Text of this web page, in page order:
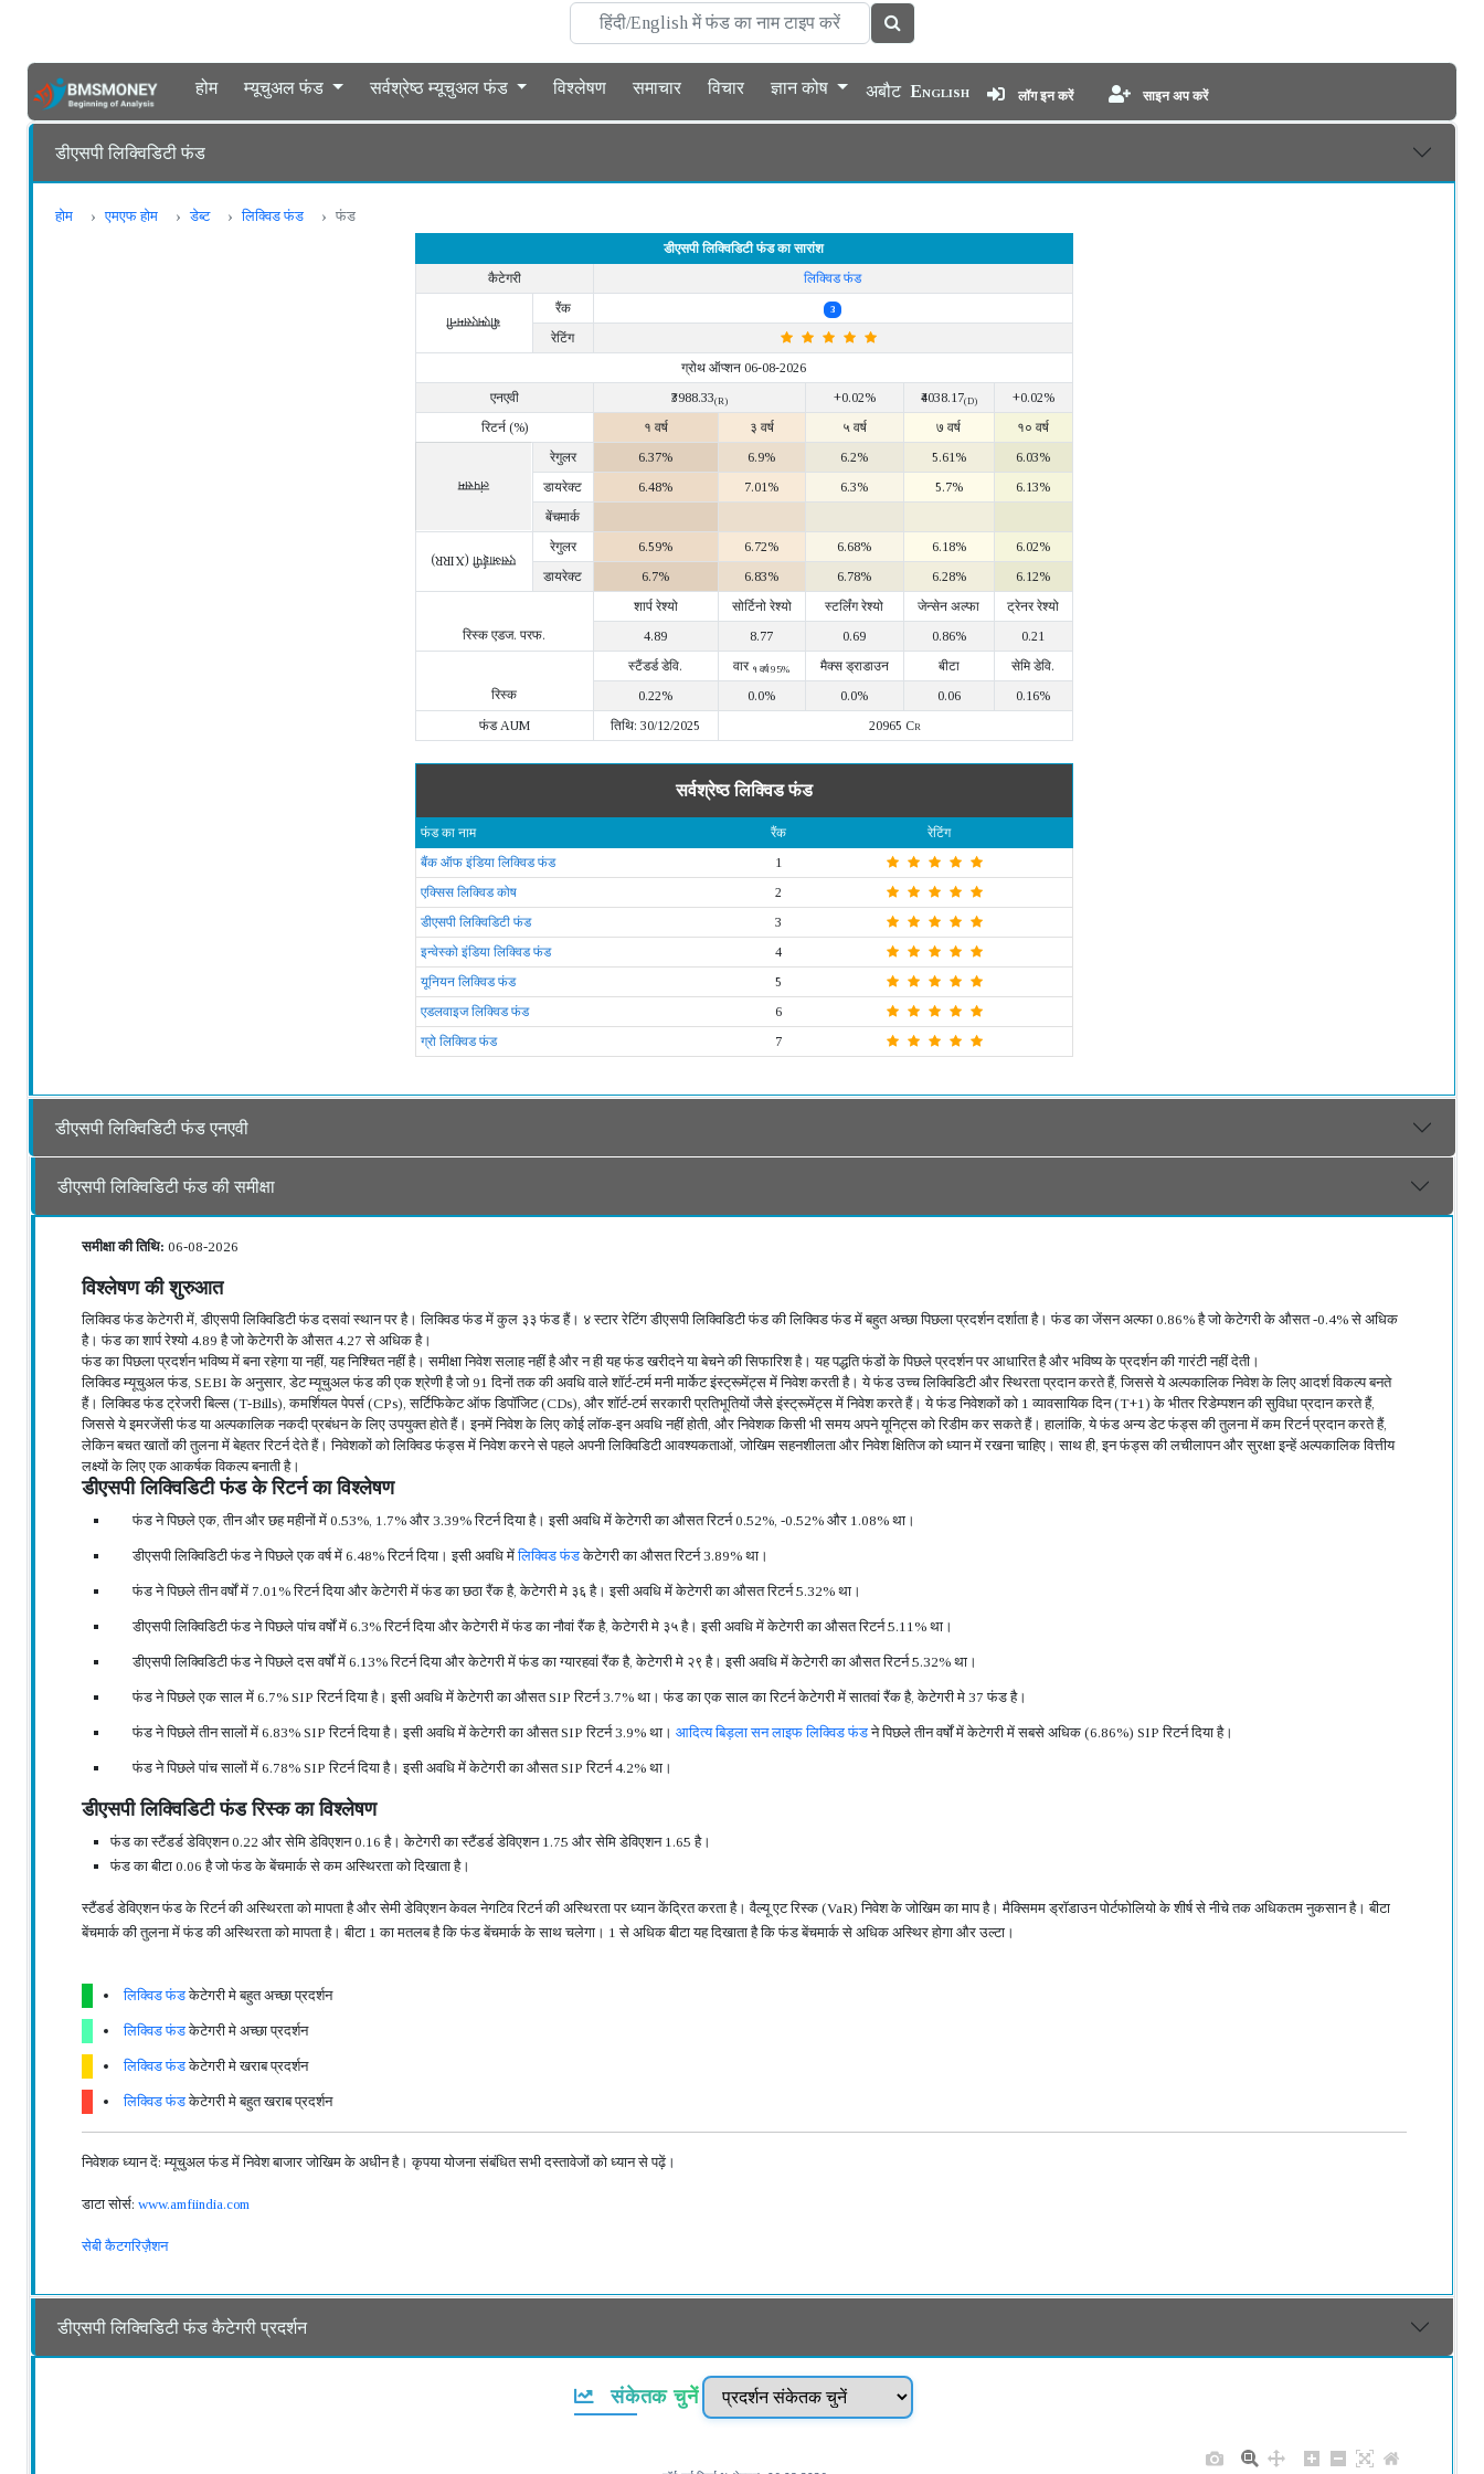
होम म्यूचुअल फंड सर्वश्रेष्ठ म्यूचुअल फंड विश्लेषण समाचार विचार ज्ञान कोष अबौट English लॉग इन करें साइन अप करें
डीएसपी लिक्विडिटी फंड
होम एमएफ होम डेब्ट लिक्विड फंड फंड
डीएसपी लिक्विडिटी फंड का सारांश
कैटेगरी
लिक्विड फंड
बीएमएसमनी
रैंक 3
रेटिंग
ग्रोथ ऑप्शन 06-08-2026
एनएवी
₹3988.33(R) +0.02% ₹4038.17(D)
+0.02%
रिटर्न (%)
१ वर्ष ३ वर्ष ५ वर्ष ७ वर्ष १० वर्ष
लंपसम
रेगुलर 6.37% 6.9% 6.2% 5.61%
6.03%
डायरेक्ट
6.48% 7.01% 6.3% 5.7%
6.13%
बेंचमार्क
एसआईपी (XIRR)
रेगुलर 6.59% 6.72% 6.68% 6.18%
6.02%
डायरेक्ट
6.7% 6.83% 6.78% 6.28% 6.12%
रिस्क एडज. परफ.
शार्प रेश्यो सोर्टिनो रेश्यो स्टर्लिंग रेश्यो जेन्सेन अल्फा
ट्रेनर रेश्यो
4.89
8.77 0.69 0.86% 0.21
रिस्क
स्टैंडर्ड डेवि. वार १ वर्ष 95% मैक्स ड्राडाउन बीटा
सेमि डेवि.
0.22%
0.0% 0.0% 0.06
0.16%
फंड AUM
तिथि: 30/12/2025 20965 Cr
सर्वश्रेष्ठ लिक्विड फंड
फंड का नाम रैंक
रेटिंग
बैंक ऑफ इंडिया लिक्विड फंड
1
एक्सिस लिक्विड कोष
2
डीएसपी लिक्विडिटी फंड
3
इन्वेस्को इंडिया लिक्विड फंड
4
यूनियन लिक्विड फंड
5
एडलवाइज लिक्विड फंड
6
ग्रो लिक्विड फंड
7
डीएसपी लिक्विडिटी फंड एनएवी
डीएसपी लिक्विडिटी फंड की समीक्षा
समीक्षा की तिथि: 06-08-2026
विश्लेषण की शुरुआत
लिक्विड फंड केटेगरी में, डीएसपी लिक्विडिटी फंड दसवां स्थान पर है। लिक्विड फंड में कुल ३३ फंड हैं। ४ स्टार रेटिंग डीएसपी लिक्विडिटी फंड की लिक्विड फंड में बहुत अच्छा पिछला प्रदर्शन दर्शाता है। फंड का जेंसन अल्फा 0.86% है जो केटेगरी के औसत -0.4% से अधिक
है। फंड का शार्प रेश्यो 4.89 है जो केटेगरी के औसत 4.27 से अधिक है।
फंड का पिछला प्रदर्शन भविष्य में बना रहेगा या नहीं, यह निश्चित नहीं है। समीक्षा निवेश सलाह नहीं है और न ही यह फंड खरीदने या बेचने की सिफारिश है। यह पद्धति फंडों के पिछले प्रदर्शन पर आधारित है और भविष्य के प्रदर्शन की गारंटी नहीं देती।
लिक्विड म्यूचुअल फंड, SEBI के अनुसार, डेट म्यूचुअल फंड की एक श्रेणी है जो 91 दिनों तक की अवधि वाले शॉर्ट-टर्म मनी मार्केट इंस्ट्रूमेंट्स में निवेश करती है। ये फंड उच्च लिक्विडिटी और स्थिरता प्रदान करते हैं, जिससे ये अल्पकालिक निवेश के लिए आदर्श विकल्प बनते
हैं। लिक्विड फंड ट्रेजरी बिल्स (T-Bills), कमर्शियल पेपर्स (CPs), सर्टिफिकेट ऑफ डिपॉजिट (CDs), और शॉर्ट-टर्म सरकारी प्रतिभूतियों जैसे इंस्ट्रूमेंट्स में निवेश करते हैं। ये फंड निवेशकों को 1 व्यावसायिक दिन (T+1) के भीतर रिडेम्पशन की सुविधा प्रदान करते हैं,
जिससे ये इमरजेंसी फंड या अल्पकालिक नकदी प्रबंधन के लिए उपयुक्त होते हैं। इनमें निवेश के लिए कोई लॉक-इन अवधि नहीं होती, और निवेशक किसी भी समय अपने यूनिट्स को रिडीम कर सकते हैं। हालांकि, ये फंड अन्य डेट फंड्स की तुलना में कम रिटर्न प्रदान करते हैं,
लेकिन बचत खातों की तुलना में बेहतर रिटर्न देते हैं। निवेशकों को लिक्विड फंड्स में निवेश करने से पहले अपनी लिक्विडिटी आवश्यकताओं, जोखिम सहनशीलता और निवेश क्षितिज को ध्यान में रखना चाहिए। साथ ही, इन फंड्स की लचीलापन और सुरक्षा इन्हें अल्पकालिक वित्तीय
लक्ष्यों के लिए एक आकर्षक विकल्प बनाती है।
डीएसपी लिक्विडिटी फंड के रिटर्न का विश्लेषण
फंड ने पिछले एक, तीन और छह महीनों में 0.53%, 1.7% और 3.39% रिटर्न दिया है। इसी अवधि में केटेगरी का औसत रिटर्न 0.52%, -0.52% और 1.08% था।
डीएसपी लिक्विडिटी फंड ने पिछले एक वर्ष में 6.48% रिटर्न दिया। इसी अवधि मेंलिक्विड फंडकेटेगरी का औसत रिटर्न 3.89% था।
फंड ने पिछले तीन वर्षों में 7.01% रिटर्न दिया और केटेगरी में फंड का छठा रैंक है, केटेगरी मे ३६ है। इसी अवधि में केटेगरी का औसत रिटर्न 5.32% था।
डीएसपी लिक्विडिटी फंड ने पिछले पांच वर्षों में 6.3% रिटर्न दिया और केटेगरी में फंड का नौवां रैंक है, केटेगरी मे ३५ है। इसी अवधि में केटेगरी का औसत रिटर्न 5.11% था।
डीएसपी लिक्विडिटी फंड ने पिछले दस वर्षों में 6.13% रिटर्न दिया और केटेगरी में फंड का ग्यारहवां रैंक है, केटेगरी मे २९ है। इसी अवधि में केटेगरी का औसत रिटर्न 5.32% था।
फंड ने पिछले एक साल में 6.7% SIP रिटर्न दिया है। इसी अवधि में केटेगरी का औसत SIP रिटर्न 3.7% था। फंड का एक साल का रिटर्न केटेगरी में सातवां रैंक है, केटेगरी मे 37 फंड है।
फंड ने पिछले तीन सालों में 6.83% SIP रिटर्न दिया है। इसी अवधि में केटेगरी का औसत SIP रिटर्न 3.9% था। आदित्य बिड़ला सन लाइफ लिक्विड फंडने पिछले तीन वर्षों में केटेगरी में सबसे अधिक (6.86%) SIP रिटर्न दिया है।
फंड ने पिछले पांच सालों में 6.78% SIP रिटर्न दिया है। इसी अवधि में केटेगरी का औसत SIP रिटर्न 4.2% था।
डीएसपी लिक्विडिटी फंड रिस्क का विश्लेषण
फंड का स्टैंडर्ड डेविएशन 0.22 और सेमि डेविएशन 0.16 है। केटेगरी का स्टैंडर्ड डेविएशन 1.75 और सेमि डेविएशन 1.65 है।
फंड का बीटा 0.06 है जो फंड के बेंचमार्क से कम अस्थिरता को दिखाता है।
स्टैंडर्ड डेविएशन फंड के रिटर्न की अस्थिरता को मापता है और सेमी डेविएशन केवल नेगटिव रिटर्न की अस्थिरता पर ध्यान केंद्रित करता है। वैल्यू एट रिस्क (VaR) निवेश के जोखिम का माप है। मैक्सिमम ड्रॉडाउन पोर्टफोलियो के शीर्ष से नीचे तक अधिकतम नुकसान है। बीटा
बेंचमार्क की तुलना में फंड की अस्थिरता को मापता है। बीटा 1 का मतलब है कि फंड बेंचमार्क के साथ चलेगा। 1 से अधिक बीटा यह दिखाता है कि फंड बेंचमार्क से अधिक अस्थिर होगा और उल्टा।
लिक्विड फंडकेटेगरी मे बहुत अच्छा प्रदर्शन
लिक्विड फंडकेटेगरी मे अच्छा प्रदर्शन
लिक्विड फंडकेटेगरी मे खराब प्रदर्शन
लिक्विड फंडकेटेगरी मे बहुत खराब प्रदर्शन
निवेशक ध्यान दें: म्यूचुअल फंड में निवेश बाजार जोखिम के अधीन है। कृपया योजना संबंधित सभी दस्तावेजों को ध्यान से पढ़ें।
डाटा सोर्स: www.amfiindia.com
सेबी कैटगरिज़ैशन
डीएसपी लिक्विडिटी फंड कैटेगरी प्रदर्शन
संकेतक चुनें